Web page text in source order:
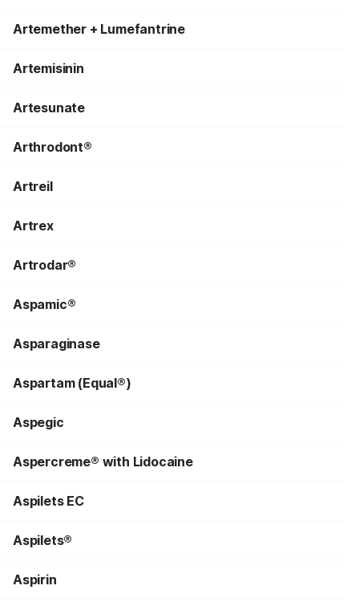
Artemether + Lumefantrine
Artemisinin
Artesunate
Arthrodont®
Artreil
Artrex
Artrodar®
Aspamic®
Asparaginase
Aspartam (Equal®)
Aspegic
Aspercreme® with Lidocaine
Aspilets EC
Aspilets®
Aspirin